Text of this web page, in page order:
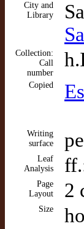
City and
Library
Collection:
Call
number
Copied
Writing
surface
Leaf
Analysis
Page
Layout
2
Size